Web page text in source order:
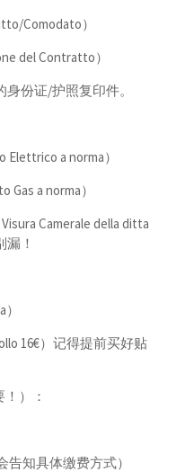
Comodato）
del Contratto）
份证/护照复印件。
a norma）
a norma）
Camerale della ditta
漏！
16€）记得提前买好贴
）：
告知具体缴费方式）